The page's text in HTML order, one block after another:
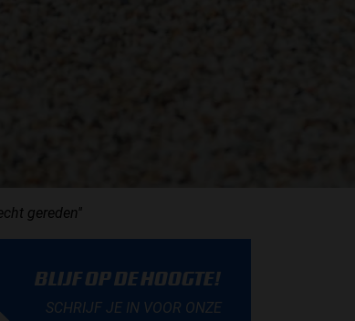
gereden''
BLIJF OP DE HOOGTE!
SCHRIJF JE IN VOOR ONZE